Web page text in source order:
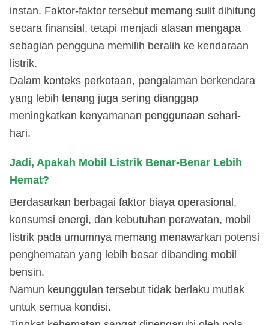
instan. Faktor-faktor tersebut memang sulit dihitung
secara finansial, tetapi menjadi alasan mengapa
sebagian pengguna memilih beralih ke kendaraan
listrik.
Dalam konteks perkotaan, pengalaman berkendara
yang lebih tenang juga sering dianggap
meningkatkan kenyamanan penggunaan sehari-
hari.
Jadi, Apakah Mobil Listrik Benar-Benar Lebih
Hemat?
Berdasarkan berbagai faktor biaya operasional,
konsumsi energi, dan kebutuhan perawatan, mobil
listrik pada umumnya memang menawarkan potensi
penghematan yang lebih besar dibanding mobil
bensin.
Namun keunggulan tersebut tidak berlaku mutlak
untuk semua kondisi.